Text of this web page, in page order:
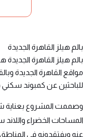
بالم هيلز القاهرة الجديدة
بالم هيلز القاهرة الجديدة
للباحثين عن كمبوند
وصممت المشروع بعناية
المساحات الخضراء
عنه ويفتقدونه في المناطق